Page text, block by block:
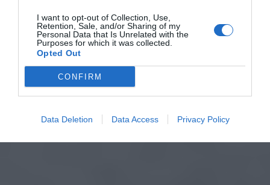
I want to opt-out of Collection, Use,
Retention, Sale, and/or Sharing of my
Personal Data that Is Unrelated with the
Purposes for which it was collected.
Opted Out
CONFIRM
Data Deletion Data Access Privacy Policy